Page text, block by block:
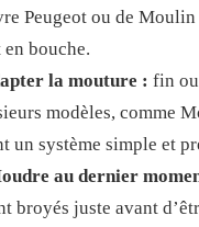
Peugeot ou de
bouche.
la mouture : fin
modèles, comme
un système simple et
au dernier
broyés juste avant